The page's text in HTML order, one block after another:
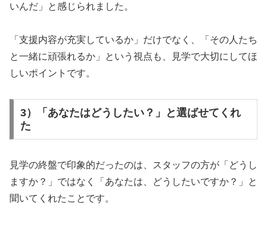
いんだ」と感じられました。
「支援内容が充実しているか」だけでなく、「その人たち
と一緒に頑張れるか」という視点も、見学で大切にしてほ
しいポイントです。
3）「あなたはどうしたい？」と選ばせてくれ
た
見学の終盤で印象的だったのは、スタッフの方が「どうし
ますか？」ではなく「あなたは、どうしたいですか？」と
聞いてくれたことです。